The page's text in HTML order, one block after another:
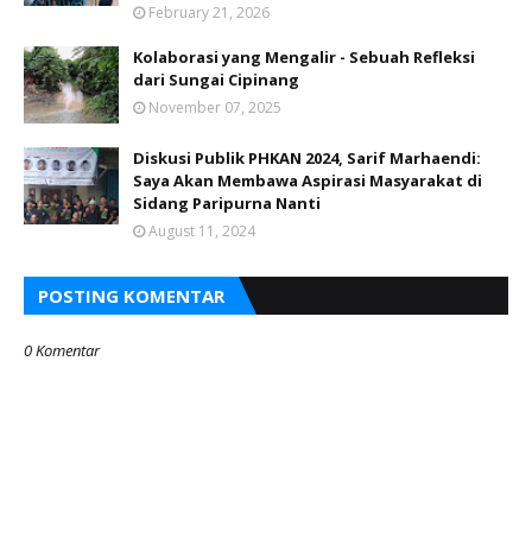
February 21, 2026
Kolaborasi yang Mengalir - Sebuah Refleksi
dari Sungai Cipinang
November 07, 2025
Diskusi Publik PHKAN 2024, Sarif Marhaendi:
Saya Akan Membawa Aspirasi Masyarakat di
Sidang Paripurna Nanti
August 11, 2024
POSTING KOMENTAR
0 Komentar